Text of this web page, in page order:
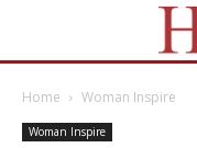
Home Woman Inspire
Woman Inspire